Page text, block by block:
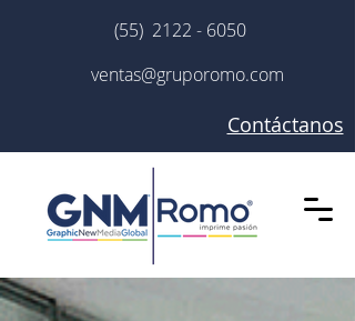
(55) 2122 - 6050
ventas@gruporomo.com
Contáctanos